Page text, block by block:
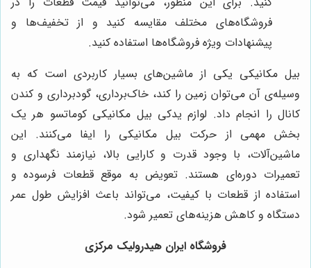
فروشگاه‌های مختلف مقایسه کنید و از تخفیف‌ها و
پیشنهادات ویژه فروشگاه‌ها استفاده کنید.
بیل مکانیکی یکی از ماشین‌های بسیار کاربردی است که به
وسیله‌ی آن می‌توان زمین را کند، خاک‌برداری، گودبرداری و کندن
کانال را انجام داد. لوازم یدکی بیل مکانیکی کوماتسو هر یک
بخش مهمی از حرکت بیل مکانیکی را ایفا می‌کنند. این
ماشین‌آلات، با وجود قدرت و کارایی بالا، نیازمند نگهداری و
تعمیرات دوره‌ای هستند. تعویض به موقع قطعات فرسوده و
استفاده از قطعات با کیفیت، می‌تواند باعث افزایش طول عمر
دستگاه و کاهش هزینه‌های تعمیر شود.
فروشگاه ایران هیدرولیک مرکزی